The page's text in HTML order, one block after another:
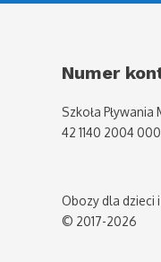
Numer
Szkoła Pływania
42 1140 2004
Obozy dla dzieci i
© 2017-2026